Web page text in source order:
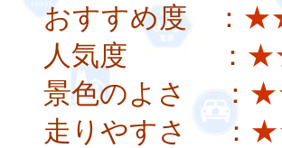
おすすめ度 ：
人気度 ：
景色のよさ ：
走りやすさ ：